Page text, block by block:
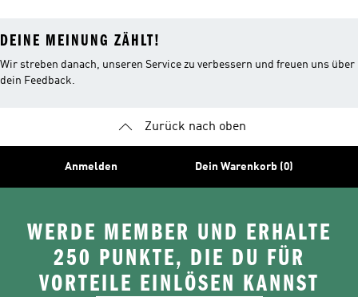
DEINE MEINUNG ZÄHLT!
Wir streben danach, unseren Service zu verbessern und freuen uns über
dein Feedback.
Zurück nach oben
Anmelden Dein Warenkorb (0)
WERDE MEMBER UND ERHALTE
250 PUNKTE, DIE DU FÜR
VORTEILE EINLÖSEN KANNST